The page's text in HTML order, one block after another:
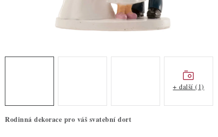
PROFI BALENÍ
Hodnocení obchodu
Blog
Moje objednávka
Podmínky ochrany osobních údajů
Rodinná dekorace pro váš svatební dort
+ další (1)